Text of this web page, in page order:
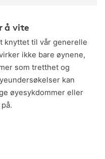
å vite
knyttet til vår generelle
ikke bare øynene,
som tretthet og
kan
øyesykdommer eller